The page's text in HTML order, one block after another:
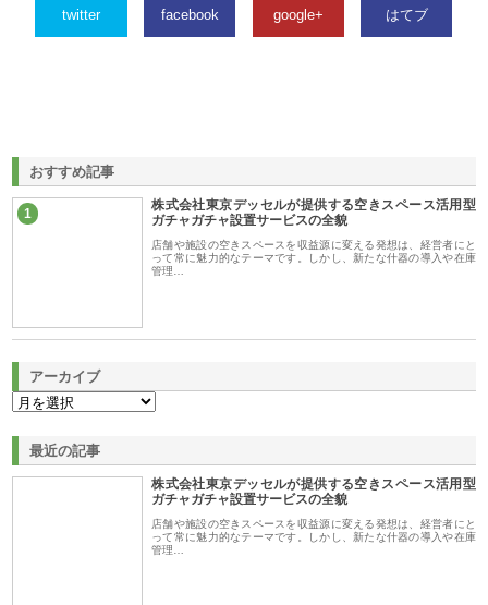
twitter facebook google+ はてブ
おすすめ記事
1
株式会社東京デッセルが提供する空きスペース活用型
ガチャガチャ設置サービスの全貌
店舗や施設の空きスペースを収益源に変える発想は、経営者にと
って常に魅力的なテーマです。しかし、新たな什器の導入や在庫
管理…
アーカイブ
最近の記事
株式会社東京デッセルが提供する空きスペース活用型
ガチャガチャ設置サービスの全貌
店舗や施設の空きスペースを収益源に変える発想は、経営者にと
って常に魅力的なテーマです。しかし、新たな什器の導入や在庫
管理…